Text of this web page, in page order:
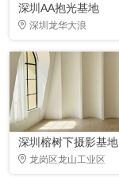
深圳AA抱光基地
深圳龙华大浪
深圳榕树下摄影基地
龙岗区龙山工业区